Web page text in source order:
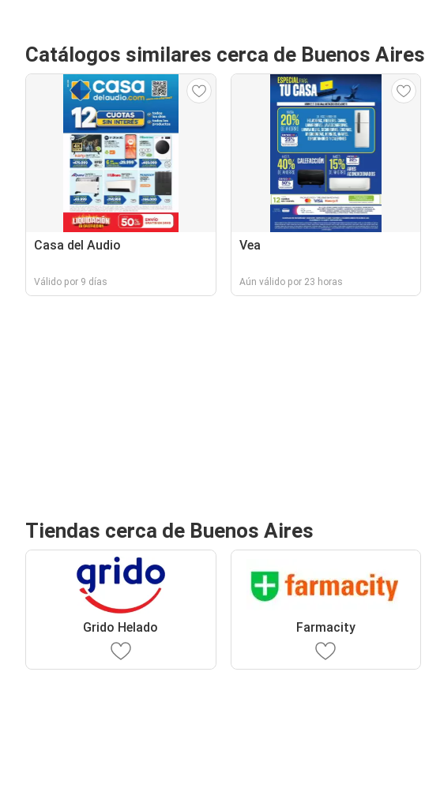
Catálogos similares cerca de Buenos Aires
Casa del Audio
Válido por 9 días
Vea
Aún válido por 23 horas
Tiendas cerca de Buenos Aires
Grido Helado Farmacity